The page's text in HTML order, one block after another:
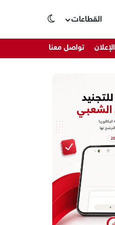
القطاعات
الإعلان تواصل معنا